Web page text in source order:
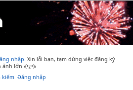
nhập. Xin lỗi bạn, tạm dừng việc đăng ký
lớn ‹(•¿•)›
kiếm Đăng nhập